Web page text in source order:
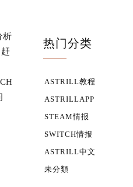
析
热门分类
ASTRILL教程
ASTRILLAPP
STEAM情报
SWITCH情报
ASTRILL中文
未分類